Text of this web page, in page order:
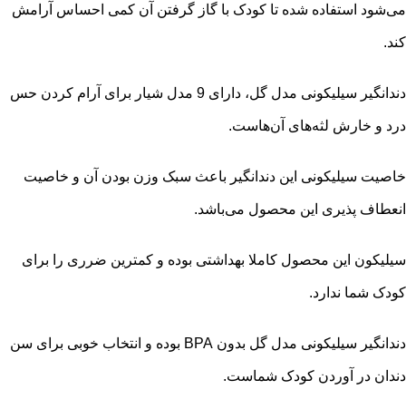
می‌شود استفاده شده تا کودک با گاز گرفتن آن کمی احساس آرامش
کند.
دندانگیر سیلیکونی مدل گل، دارای 9 مدل شیار برای آرام کردن حس
درد و خارش لثه‌های آن‌هاست.
خاصیت سیلیکونی این دندانگیر باعث سبک وزن بودن آن و خاصیت
انعطاف پذیری این محصول می‌باشد.
سیلیکون این محصول کاملا بهداشتی بوده و کمترین ضرری را برای
کودک شما ندارد.
دندانگیر سیلیکونی مدل گل بدون BPA بوده و انتخاب خوبی برای سن
دندان در آوردن کودک شماست.